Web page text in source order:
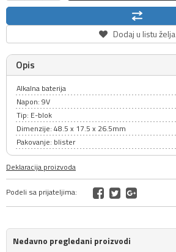
Dodaj u listu želja
Opis
Alkalna baterija
Napon: 9V
Tip: E-blok
Dimenzije: 48.5 x 17.5 x 26.5mm
Pakovanje: blister
Deklaracija proizvoda
Podeli sa prijateljima:
Nedavno pregledani proizvodi